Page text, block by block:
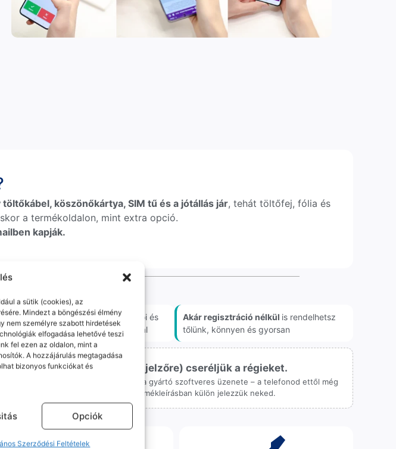
a sütik (cookies), az
Mindezt a böngészési élmény
nem személyre szabott hirdetések
elfogadása lehetővé teszi
fel ezen az oldalon, mint a
A hozzájárulás megtagadása
bizonyos funkciókat és
Opciók
Szerződési Feltételek
töltőkábel, köszönőkártya, SIM tű és a jótállás jár, tehát töltőfej, fólia és
a termékoldalon, mint extra opció.
kapják.
Személyes átvételi lehetőség
Makói és
Szegedi üzletünkben is akár azonnal
Akár regisztráció nélkül is rendelhetsz
tőlünk, könnyen és gyorsan
új akkumulátorra vagy kijelzőre) cseréljük a régieket.
jelzés, de ne aggódj, ez csak a gyártó szoftveres üzenete – a telefonod ettől még
minőségű az alkatrész, azt a termékleírásban külön jelezzük neked.